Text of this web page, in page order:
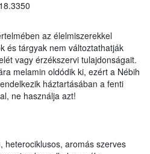
az élelmiszerekkel
és tárgyak nem változtathatják
vagy érzékszervi tulajdonságait.
melamin oldódik ki, ezért a Nébih
háztartásában a fenti
ne használja azt!
heterociklusos, aromás szerves